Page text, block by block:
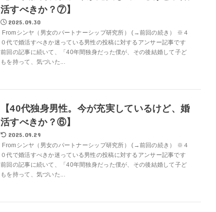
活すべきか？⑦】
2025.09.30
Fromシンヤ（男女のパートナーシップ研究所） (→前回の続き） ※４
０代で婚活すべきか迷っている男性の投稿に対するアンサー記事です
前回の記事に続いて、「40年間独身だった僕が、その後結婚して子ど
もを持って、気づいた...
【40代独身男性。今が充実しているけど、婚
活すべきか？⑥】
2025.09.29
Fromシンヤ（男女のパートナーシップ研究所） (→前回の続き） ※４
０代で婚活すべきか迷っている男性の投稿に対するアンサー記事です
前回の記事に続いて、「40年間独身だった僕が、その後結婚して子ど
もを持って、気づいた...